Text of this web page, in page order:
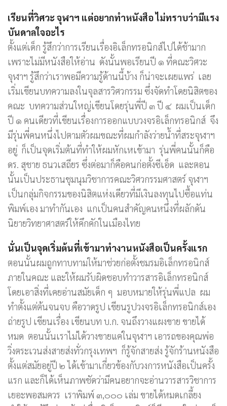
เรียนที่วิศวะ จุฬาฯ แต่อยากทำหนังสือ ไม่ทราบว่ามีแรง
บันดาลใจอะไร
ตั้งแต่เด็ก รู้สึกว่าการเรียนเรื่องอิเล็กทรอนิกส์ไปได้ช้ามาก
เพราะไม่มีหนังสือให้อ่าน ดังนั้นพอเรียนปี ๑ ที่คณะวิศวะ
จุฬาฯ รู้สึกว่าเราพอมีความรู้ด้านนี้บ้าง ก็น่าจะเผยแพร่ เลย
เริ่มเขียนบทความลงในจุลสารวิศวกรรม ซึ่งจัดทำโดยนิสิตของ
คณะ บทความส่วนใหญ่เขียนโดยรุ่นพี่ปี ๓ ปี ๔ ผมเป็นเด็ก
ปี ๑ คนเดียวที่เขียนเรื่องการออกแบบวงจรอิเล็กทรอนิกส์ จึง
มีรุ่นพี่คนหนึ่งไปตามตัวผมขณะที่ผมกำลังว่ายน้ำที่สระจุฬาฯ
อยู่ ก็เป็นจุดเริ่มต้นที่ทำให้ผมหักเหเข้ามา รุ่นพี่คนนั้นก็คือ
ดร. สุชาย ธนวเสถียร ซึ่งต่อมาก็คือคนก่อตั้งซีเอ็ด และตอน
นั้นเป็นประธานชุมนุมวิชาการคณะวิศวกรรมศาสตร์ จุฬาฯ
เป็นกลุ่มกิจกรรมของนิสิตแห่งเดียวที่มีเงินลงทุนไปซื้อแท่น
พิมพ์เอง มาทำกันเอง แกเป็นคนสำคัญคนหนึ่งที่ผลักดัน
นิยายวิทยาศาสตร์ให้คึกคักในเมืองไทย
นั่นเป็นจุดเริ่มต้นที่เข้ามาทำงานหนังสือเป็นครั้งแรก
ตอนนั้นผมถูกทาบทามให้มาช่วยก่อตั้งชมรมอิเล็กทรอนิกส์
ภายในคณะ และให้ผมรับผิดชอบทำวารสารอิเล็กทรอนิกส์
โดยเอาสิ่งที่เคยอ่านสมัยเด็ก ๆ มอบหมายให้รุ่นพี่แปล ผม
ทำตั้งแต่ต้นจนจบ คือวาดรูป เขียนรูปวงจรอิเล็กทรอนิกส์เอง
ถ่ายรูป เขียนเรื่อง เขียนบท บ.ก. จนถึงวางแผงขาย ขายได้
หมด ตอนนั้นเราไม่ได้วางขายแค่ในจุฬาฯ เอารถของคุณพ่อ
วิ่งตระเวนส่งสายส่งทั่วกรุงเทพฯ ก็รู้จักสายส่ง รู้จักร้านหนังสือ
ตั้งแต่สมัยอยู่ปี ๒ ได้เข้ามาเกี่ยวข้องกับวงการหนังสือเป็นครั้ง
แรก และก็ได้เห็นภาพชัดว่ามีคนอยากจะอ่านวารสารวิชาการ
เยอะพอสมควร เราพิมพ์ ๓,๐๐๐ เล่ม ขายได้หมดเกลี้ยง